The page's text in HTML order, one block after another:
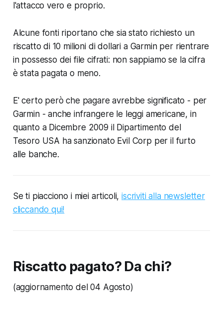
l'attacco vero e proprio.
Alcune fonti riportano che sia stato richiesto un
riscatto di 10 milioni di dollari a Garmin per rientrare
in possesso dei file cifrati: non sappiamo se la cifra
è stata pagata o meno.
E' certo però che pagare avrebbe significato - per
Garmin - anche infrangere le leggi americane, in
quanto a Dicembre 2009 il Dipartimento del
Tesoro USA ha sanzionato Evil Corp per il furto
alle banche.
Se ti piacciono i miei articoli,iscriviti alla newsletter
cliccando qui!
Riscatto pagato? Da chi?
(aggiornamento del 04 Agosto)